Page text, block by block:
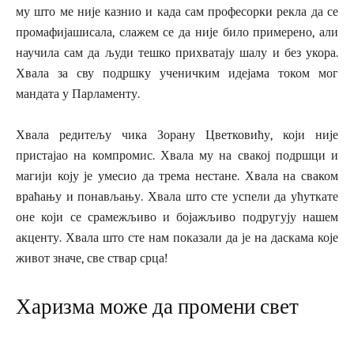
му што ме није казнио и када сам професорки рекла да се
промафијашисала, слажем се да није било примерено, али
научила сам да људи тешко прихватају шалу и без укора.
Хвала за сву подршку ученичким идејама током мог
мандата у Парламенту.
Хвала редитељу чика Зорану Цветковићу, који није
пристајао на компромис. Хвала му на свакој подршци и
магији коју је умесио да трема нестане. Хвала на сваком
враћању и понављању. Хвала што сте успели да ућуткате
оне који се срамежљиво и бојажљиво подругују нашем
акценту. Хвала што сте нам показали да је на даскама које
живот значе, све ствар срца!
Харизма може да промени свет